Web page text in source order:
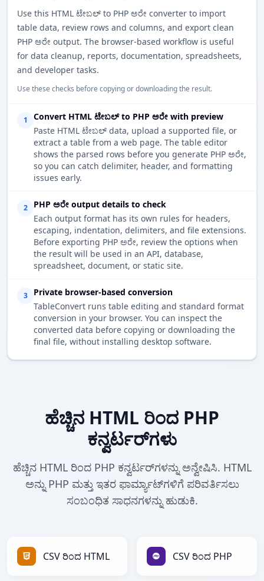
Use this HTML ಟೇಬಲ್ to PHP ಅರೇ converter to import
table data, review rows and columns, and export clean
PHP ಅರೇ output. The browser-based workflow is useful
for data cleanup, reports, documentation, spreadsheets,
and developer tasks.
Use these checks before copying or downloading the result.
1
Convert HTML ಟೇಬಲ್ to PHP ಅರೇ with preview
Paste HTML ಟೇಬಲ್ data, upload a supported file, or
extract a table from a web page. The table editor
shows the parsed rows before you generate PHP ಅರೇ,
so you can catch delimiter, header, and formatting
issues early.
2
PHP ಅರೇ output details to check
Each output format has its own rules for headers,
escaping, indentation, delimiters, and file extensions.
Before exporting PHP ಅರೇ, review the options when
the result will be used in an API, database,
spreadsheet, document, or static site.
3
Private browser-based conversion
TableConvert runs table editing and standard format
conversion in your browser. You can inspect the
converted data before copying or downloading the
final file, without installing desktop software.
ಹೆಚ್ಚಿನ HTML ರಿಂದ PHP
ಕನ್ವರ್ಟರ್‌ಗಳು
ಹೆಚ್ಚಿನ HTML ರಿಂದ PHP ಕನ್ವರ್ಟರ್‌ಗಳನ್ನು ಅನ್ವೇಷಿಸಿ. HTML
ಅನ್ನು PHP ಮತ್ತು ಇತರ ಫಾರ್ಮ್ಯಾಟ್‌ಗಳಿಗೆ ಪರಿವರ್ತಿಸಲು
ಸಂಬಂಧಿತ ಸಾಧನಗಳನ್ನು ಹುಡುಕಿ.
CSV ರಿಂದ HTML CSV ರಿಂದ PHP